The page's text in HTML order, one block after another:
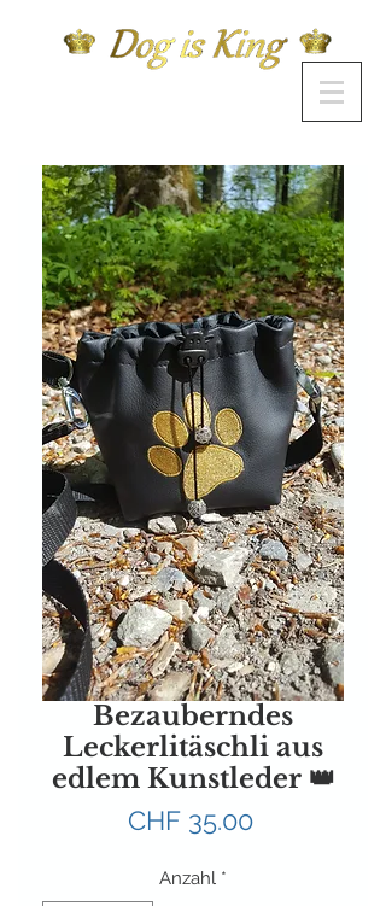
Bezauberndes
Leckerlitäschli aus
edlem Kunstleder 👑
CHF 35.00Preis
Anzahl *